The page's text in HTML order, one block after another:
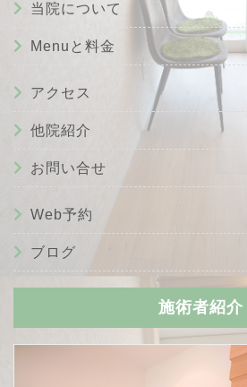
当院について
Menuと料金
アクセス
他院紹介
お問い合せ
Web予約
ブログ
施術者紹介